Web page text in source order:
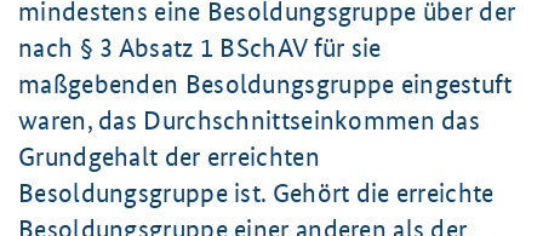
mindestens eine Besoldungsgruppe über der
nach § 3 Absatz 1 BSchAV für sie
maßgebenden Besoldungsgruppe eingestuft
waren, das Durchschnittseinkommen das
Grundgehalt der erreichten
Besoldungsgruppe ist. Gehört die erreichte
Besoldungsgruppe einer anderen als der